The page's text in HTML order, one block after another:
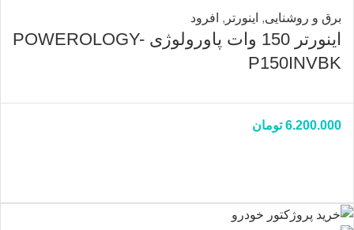
برق و روشنایی, اینورتر , افرود
اینورتر 150 وات پاورولوژی POWEROLOGY-
P150INVBK
6.200.000 تومان